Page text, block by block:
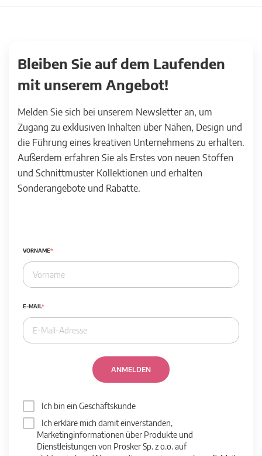
Bleiben Sie auf dem Laufenden
mit unserem Angebot!
Melden Sie sich bei unserem Newsletter an, um
Zugang zu exklusiven Inhalten über Nähen, Design und
die Führung eines kreativen Unternehmens zu erhalten.
Außerdem erfahren Sie als Erstes von neuen Stoffen
und Schnittmuster Kollektionen und erhalten
Sonderangebote und Rabatte.
VORNAME
E-MAIL
ANMELDEN
Ich bin ein Geschäftskunde
Ich erkläre mich damit einverstanden,
Marketinginformationen über Produkte und
Dienstleistungen von Prosker Sp. z o.o. auf